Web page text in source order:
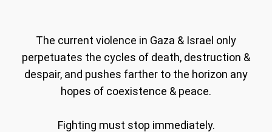
The current violence in Gaza & Israel only
perpetuates the cycles of death, destruction &
despair, and pushes farther to the horizon any
hopes of coexistence & peace.
Fighting must stop immediately.